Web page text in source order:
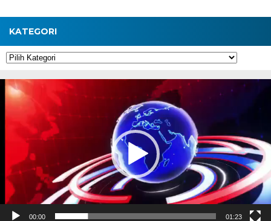
KATEGORI
Kategori
Pemutar
Video
00:00 01:23